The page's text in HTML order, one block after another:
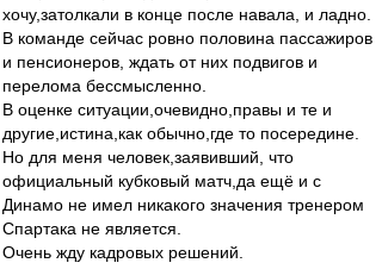
хочу,затолкали в конце после навала, и ладно.
В команде сейчас ровно половина пассажиров
и пенсионеров, ждать от них подвигов и
перелома бессмысленно.
В оценке ситуации,очевидно,правы и те и
другие,истина,как обычно,где то посередине.
Но для меня человек,заявивший, что
официальный кубковый матч,да ещё и с
Динамо не имел никакого значения тренером
Спартака не является.
Очень жду кадровых решений.